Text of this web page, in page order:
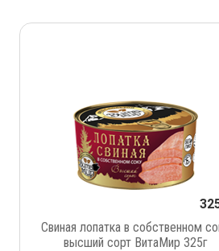
Свиная лопатка в собственном
высший сорт ВитаМир 325г